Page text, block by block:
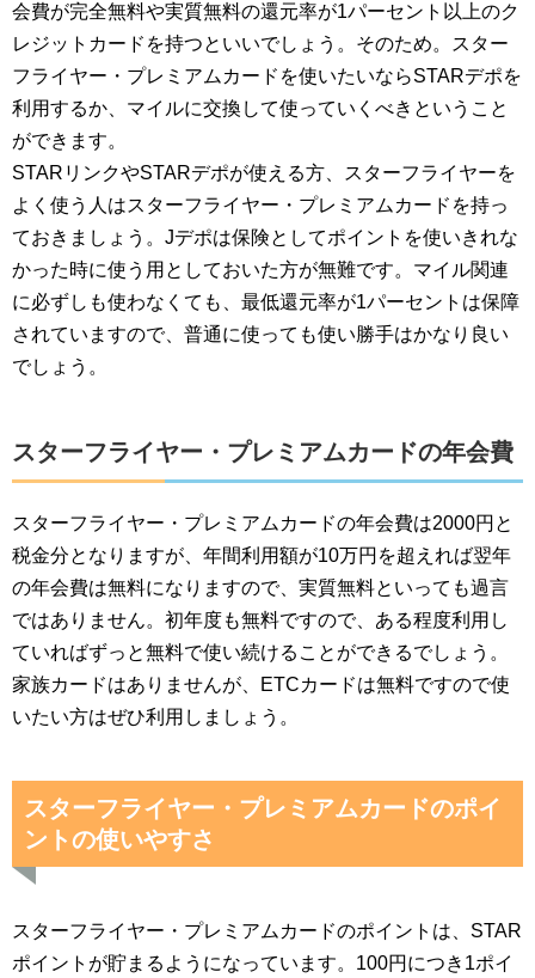
会費が完全無料や実質無料の還元率が1パーセント以上のク
レジットカードを持つといいでしょう。そのため。スター
フライヤー・プレミアムカードを使いたいならSTARデポを
利用するか、マイルに交換して使っていくべきということ
ができます。
STARリンクやSTARデポが使える方、スターフライヤーを
よく使う人はスターフライヤー・プレミアムカードを持っ
ておきましょう。Jデポは保険としてポイントを使いきれな
かった時に使う用としておいた方が無難です。マイル関連
に必ずしも使わなくても、最低還元率が1パーセントは保障
されていますので、普通に使っても使い勝手はかなり良い
でしょう。
スターフライヤー・プレミアムカードの年会費
スターフライヤー・プレミアムカードの年会費は2000円と
税金分となりますが、年間利用額が10万円を超えれば翌年
の年会費は無料になりますので、実質無料といっても過言
ではありません。初年度も無料ですので、ある程度利用し
ていればずっと無料で使い続けることができるでしょう。
家族カードはありませんが、ETCカードは無料ですので使
いたい方はぜひ利用しましょう。
スターフライヤー・プレミアムカードのポイ
ントの使いやすさ
スターフライヤー・プレミアムカードのポイントは、STAR
ポイントが貯まるようになっています。100円につき1ポイ